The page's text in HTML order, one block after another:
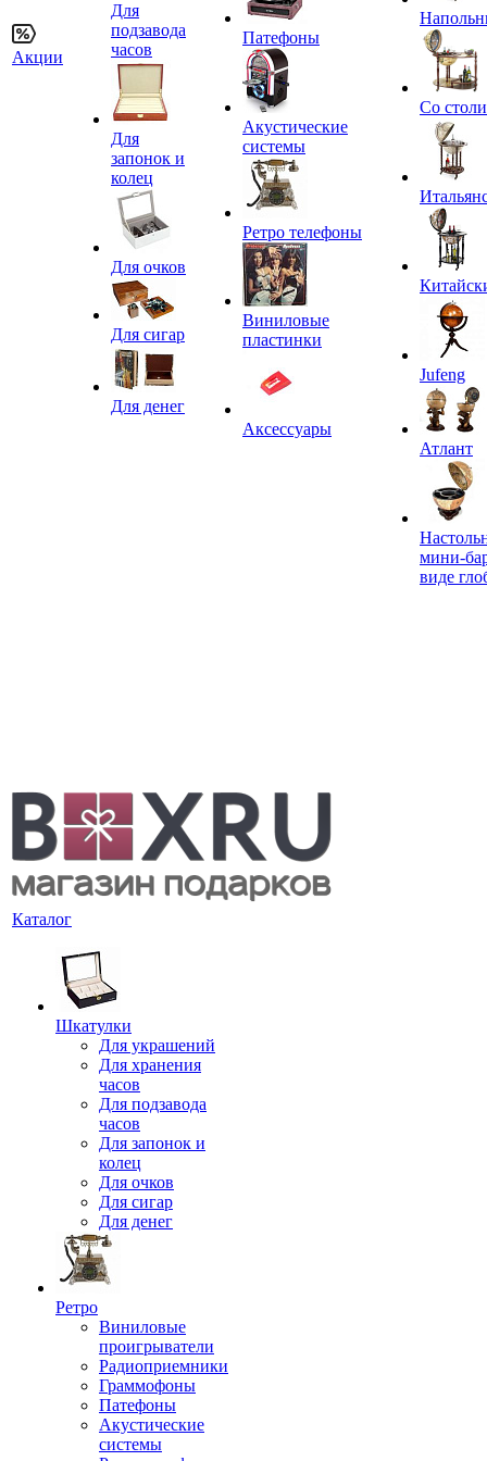
Акции
Для
подзавода
часов
Для
запонок и
колец
Для очков
Для сигар
Для денег
Патефоны
Акустические
системы
Ретро телефоны
Виниловые
пластинки
Аксессуары
Со
Jufeng
Атлант
мини-
виде
Каталог
Шкатулки
Для украшений
Для хранения
часов
Для подзавода
часов
Для запонок и
колец
Для очков
Для сигар
Для денег
Ретро
Виниловые
проигрыватели
Радиоприемники
Граммофоны
Патефоны
Акустические
системы